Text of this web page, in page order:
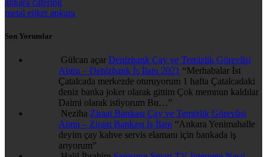
ankara catering
metal etiket ankara
Son Yorumlar
Gülcan açar Denizbank Çay ve Temizlik Görevlisi
Alımı – Denizbank İş İlanı 2021 “Merhabalar İst
Çatalcada merkezde oturuyorum 1 hafta Çatalcadaki
deniz banka joker olarak gittim Çok memnun kaldılar
Daimi olarak istiyorum Bu…”
Neziha Ziraat Bankası Çay ve Temizlik Görevlisi
Alımı – Ziraat Bankası İş İlanı “Ankara Yenimahalle
deyim çay kahve servis elamanı için bankada iş
arıyorum”